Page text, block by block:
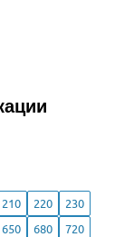
210 220
230
650 680 720